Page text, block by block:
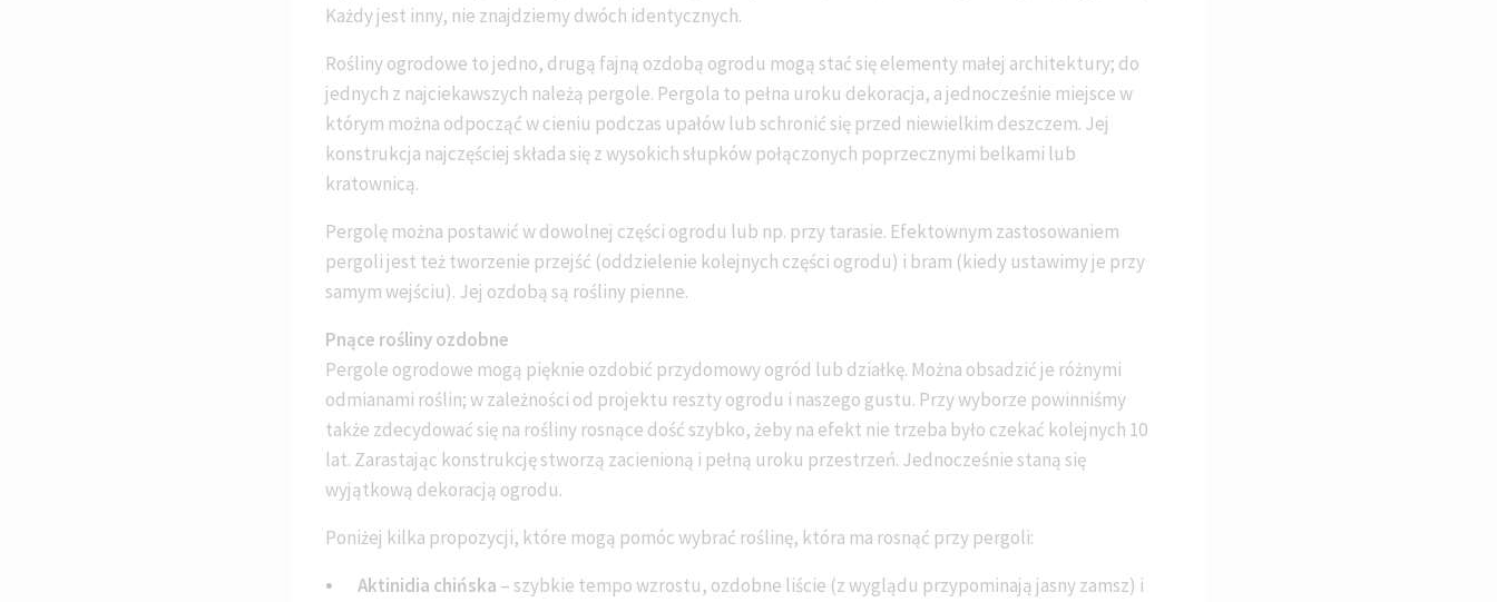
Każdy jest inny, nie znajdziemy dwóch identycznych.
Rośliny ogrodowe to jedno, drugą fajną ozdobą ogrodu mogą stać się elementy małej architektury; do
jednych z najciekawszych należą pergole. Pergola to pełna uroku dekoracja, a jednocześnie miejsce w
którym można odpocząć w cieniu podczas upałów lub schronić się przed niewielkim deszczem. Jej
konstrukcja najczęściej składa się z wysokich słupków połączonych poprzecznymi belkami lub
kratownicą.
Pergolę można postawić w dowolnej części ogrodu lub np. przy tarasie. Efektownym zastosowaniem
pergoli jest też tworzenie przejść (oddzielenie kolejnych części ogrodu) i bram (kiedy ustawimy je przy
samym wejściu). Jej ozdobą są rośliny pienne.
Pnące rośliny ozdobne
Pergole ogrodowe mogą pięknie ozdobić przydomowy ogród lub działkę. Można obsadzić je różnymi
odmianami roślin; w zależności od projektu reszty ogrodu i naszego gustu. Przy wyborze powinniśmy
także zdecydować się na rośliny rosnące dość szybko, żeby na efekt nie trzeba było czekać kolejnych 10
lat. Zarastając konstrukcję stworzą zacienioną i pełną uroku przestrzeń. Jednocześnie staną się
wyjątkową dekoracją ogrodu.
Poniżej kilka propozycji, które mogą pomóc wybrać roślinę, która ma rosnąć przy pergoli:
Aktinidia chińska – szybkie tempo wzrostu, ozdobne liście (z wyglądu przypominają jasny zamsz) i